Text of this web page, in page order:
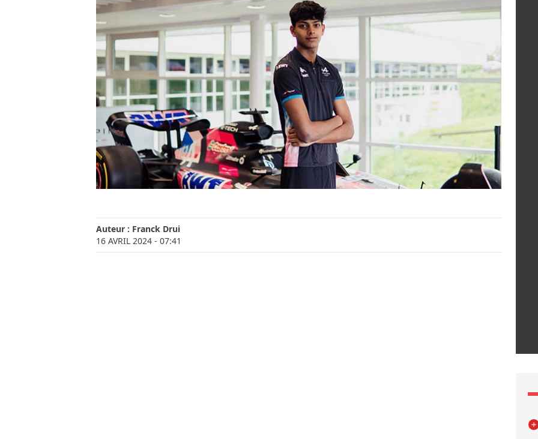
Auteur : Franck Drui
16 AVRIL 2024 - 07:41